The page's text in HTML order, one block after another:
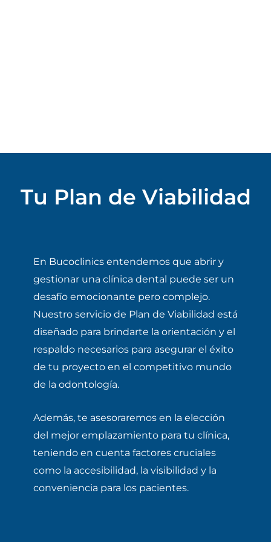
Tu Plan de Viabilidad
En Bucoclinics entendemos que abrir y
gestionar una clínica dental puede ser un
desafío emocionante pero complejo.
Nuestro servicio de Plan de Viabilidad está
diseñado para brindarte la orientación y el
respaldo necesarios para asegurar el éxito
de tu proyecto en el competitivo mundo
de la odontología.
Además, te asesoraremos en la elección
del mejor emplazamiento para tu clínica,
teniendo en cuenta factores cruciales
como la accesibilidad, la visibilidad y la
conveniencia para los pacientes.